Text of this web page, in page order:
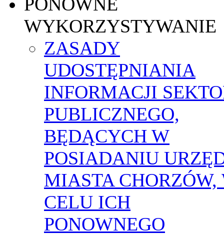
WYKORZYSTYWANIE
ZASADY
UDOSTĘPNIANIA
INFORMACJI
PUBLICZNEGO,
BĘDĄCYCH W
POSIADANIU
MIASTA CHORZÓW,
CELU ICH
PONOWNEGO